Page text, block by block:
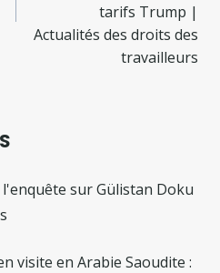
tarifs Trump |
Actualités des droits des
travailleurs
sur Gülistan Doku
visite en Arabie Saoudite :